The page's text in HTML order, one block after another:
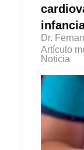
Dr.
Artículo
Noticia